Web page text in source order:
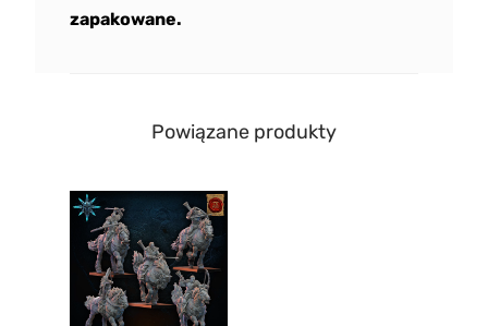
zapakowane.
Powiązane produkty